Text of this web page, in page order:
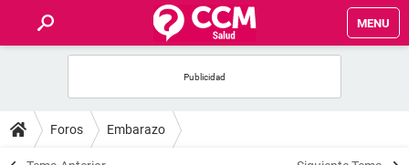
MENU
FOROS
Foros Embarazo